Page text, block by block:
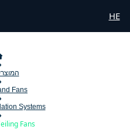
HE
Fans
Systems
Fans